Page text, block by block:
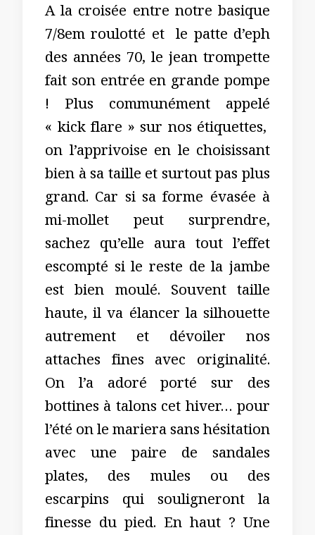
A la croisée entre notre basique
7/8em roulotté et le patte d’eph
des années 70, le jean trompette
fait son entrée en grande pompe
! Plus communément appelé
« kick flare » sur nos étiquettes,
on l’apprivoise en le choisissant
bien à sa taille et surtout pas plus
grand. Car si sa forme évasée à
mi-mollet peut surprendre,
sachez qu’elle aura tout l’effet
escompté si le reste de la jambe
est bien moulé. Souvent taille
haute, il va élancer la silhouette
autrement et dévoiler nos
attaches fines avec originalité.
On l’a adoré porté sur des
bottines à talons cet hiver… pour
l’été on le mariera sans hésitation
avec une paire de sandales
plates, des mules ou des
escarpins qui souligneront la
finesse du pied. En haut ? Une